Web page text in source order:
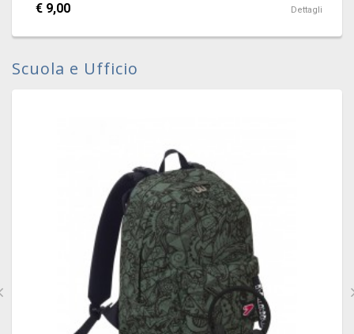
€ 9,00
Dettagli
Scuola e Ufficio